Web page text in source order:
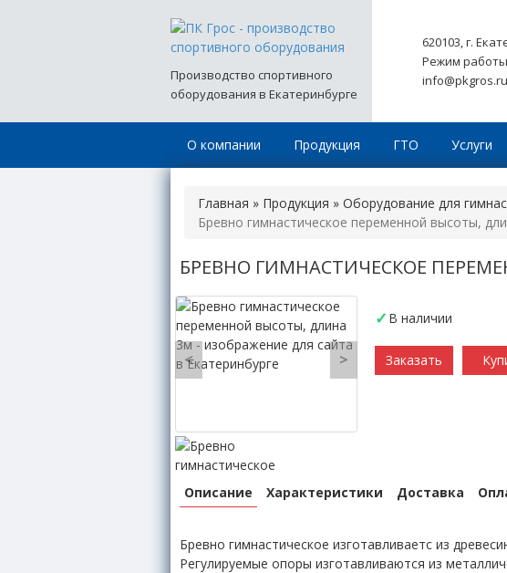
Производство спортивного
оборудования в Екатеринбурге
620103, г.
Режим
info@pkgros.ru
О компании Продукция ГТО Услуги
Главная » Продукция » Оборудование для
Бревно гимнастическое переменной высоты,
БРЕВНО ГИМНАСТИЧЕСКОЕ
< >
В наличии
Заказать
Описание Характеристики Доставка
Бревно гимнастическое изготавливаетс из
Регулируемые опоры изготавливаются из